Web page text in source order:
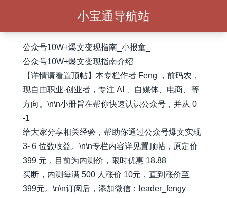
小宝通导航站
公众号10W+爆文变现指南_小报童_
公众号10W+爆文变现指南介绍
【详情请看置顶帖】本专栏作者 Feng ，前码农，
现自由职业-创业者，专注 AI 、自媒体、电商、等
方向。\n\n小册旨在帮你快速认识公众号，并从 0
-1
给大家分享相关经验，帮助你通过公众号爆文实现
3- 6 位数收益。\n\n专栏内容详见置顶帖，原定价
399 元，目前为内测价，限时优惠 18.88
买断，内测每满 500 人涨价 10元，直到涨价至
399元。\n\n订阅后，添加微信：leader_fengy